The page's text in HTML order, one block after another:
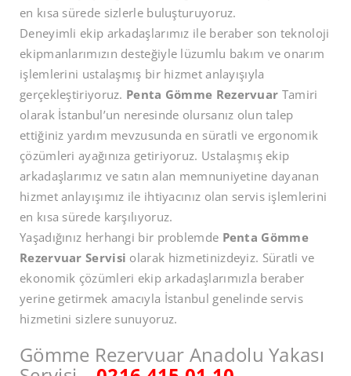
en kısa sürede sizlerle buluşturuyoruz.
Deneyimli ekip arkadaşlarımız ile beraber son teknoloji
ekipmanlarımızın desteğiyle lüzumlu bakım ve onarım
işlemlerini ustalaşmış bir hizmet anlayışıyla
gerçekleştiriyoruz. Penta Gömme Rezervuar Tamiri
olarak İstanbul’un neresinde olursanız olun talep
ettiğiniz yardım mevzusunda en süratli ve ergonomik
çözümleri ayağınıza getiriyoruz. Ustalaşmış ekip
arkadaşlarımız ve satın alan memnuniyetine dayanan
hizmet anlayışımız ile ihtiyacınız olan servis işlemlerini
en kısa sürede karşılıyoruz.
Yaşadığınız herhangi bir problemde Penta Gömme
Rezervuar Servisi olarak hizmetinizdeyiz. Süratli ve
ekonomik çözümleri ekip arkadaşlarımızla beraber
yerine getirmek amacıyla İstanbul genelinde servis
hizmetini sizlere sunuyoruz.
Gömme Rezervuar Anadolu Yakası